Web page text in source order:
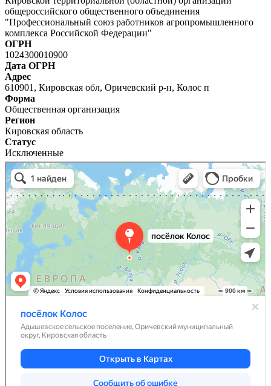
общероссийского общественного объединения
"Профессиональный союз работников агропромышленного
комплекса Российской Федерации"
ОГРН
1024300010900
Дата ОГРН
Адрес
610901, Кировская обл, Оричевский р-н, Колос п
Форма
Общественная организация
Регион
Кировская область
Статус
Исключенные